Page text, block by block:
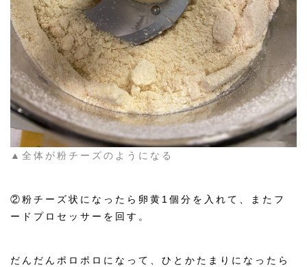
▲全体が粉チーズのようになる
②粉チーズ状になったら卵黄1個分を入れて、またフ
ードプロセッサーを回す。
だんだんポロポロになって、ひとかたまりになったら